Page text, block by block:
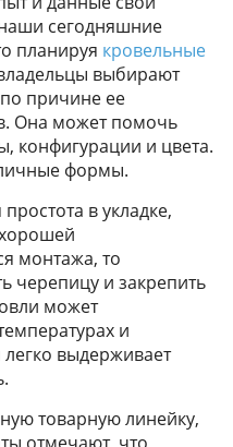
сегодняшние
планируя кровельные
выбирают
причине ее
Она может помочь
конфигурации и цвета.
формы.
в укладке,
монтажа, то
черепицу и закрепить
может
и
выдерживает
товарную линейку,
отмечают, что